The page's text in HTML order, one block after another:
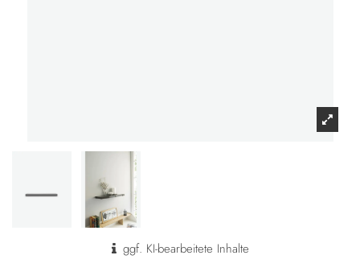
ggf. KI-bearbeitete Inhalte